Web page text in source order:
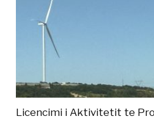
Licencimi i Aktivitetit te